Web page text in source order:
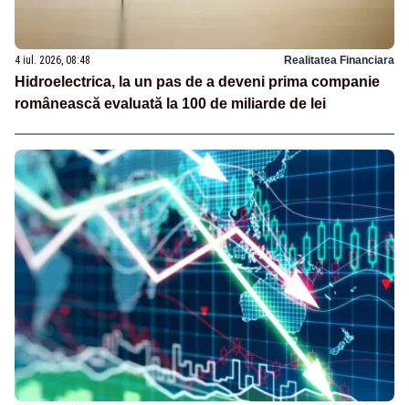
4 iul. 2026, 08:48 Realitatea Financiara
Hidroelectrica, la un pas de a deveni prima companie
românească evaluată la 100 de miliarde de lei